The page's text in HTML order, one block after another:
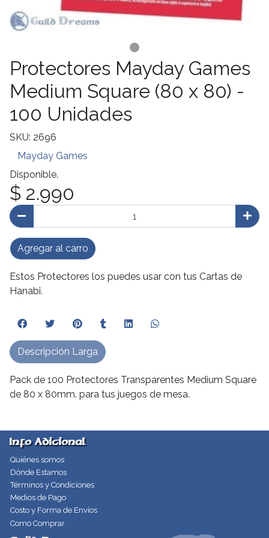
Protectores Mayday Games
Medium Square (80 x 80) -
100 Unidades
SKU: 2696
Mayday Games
Disponible.
$ 2.990
Agregar al carro
Estos Protectores los puedes usar con tus Cartas de
Hanabi.
Pack de 100 Protectores Transparentes Medium Square
de 80 x 80mm. para tus juegos de mesa.
Descripción Larga
Info Adicional
Quiénes somos
Dónde Estamos
Términos y Condiciones
Medios de Pago
Costo y Forma de Envíos
Como Comprar